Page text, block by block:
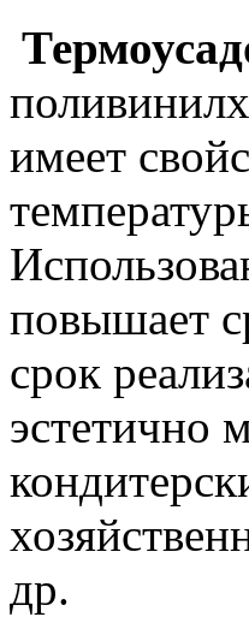
имеет
повышает
срок
эстетично
др.